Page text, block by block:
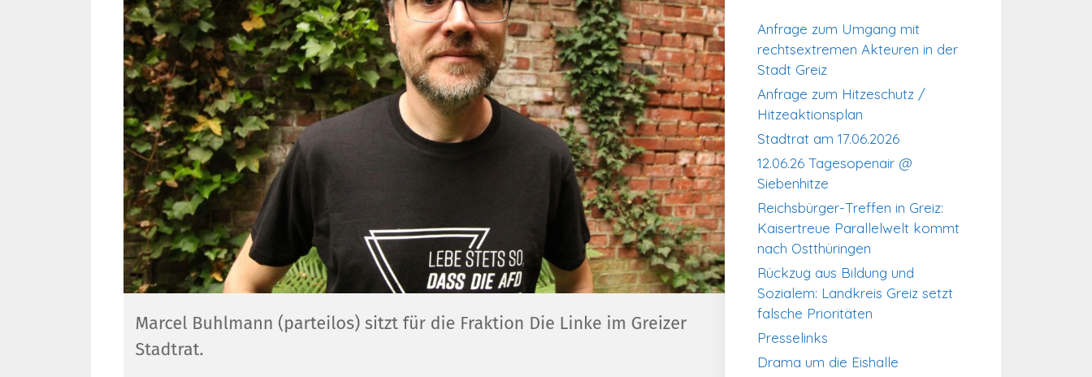
Anfrage zum Umgang mit
rechtsextremen Akteuren in der
Stadt Greiz
Anfrage zum Hitzeschutz /
Hitzeaktionsplan
Stadtrat am 17.06.2026
12.06.26 Tagesopenair @
Siebenhitze
Reichsbürger-Treffen in Greiz:
Kaisertreue Parallelwelt kommt
nach Ostthüringen
Rückzug aus Bildung und
Sozialem: Landkreis Greiz setzt
falsche Prioritäten
Presselinks
Drama um die Eishalle